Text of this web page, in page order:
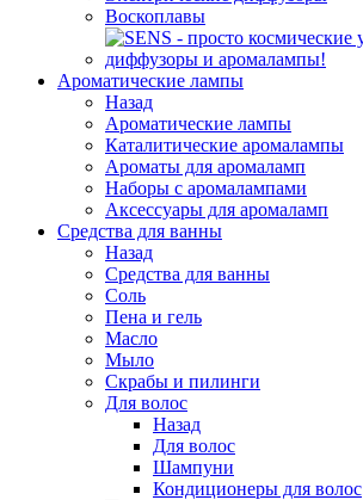
Воскоплавы
Ароматические лампы
Назад
Ароматические лампы
Каталитические аромалампы
Ароматы для аромаламп
Наборы с аромалампами
Аксессуары для аромаламп
Средства для ванны
Назад
Средства для ванны
Соль
Пена и гель
Масло
Мыло
Скрабы и пилинги
Для волос
Назад
Для волос
Шампуни
Кондиционеры для волос